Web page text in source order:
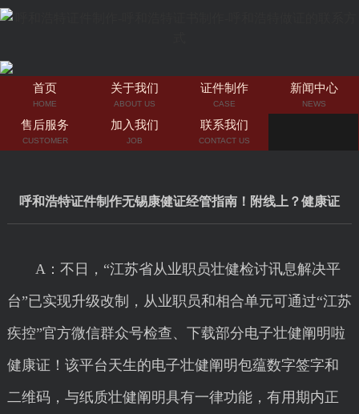
首页
HOME
关于我们
ABOUT US
证件制作
CASE
新闻中心
NEWS
售后服务
CUSTOMER
加入我们
JOB
联系我们
CONTACT US
呼和浩特证件制作无锡康健证经管指南！附线上？健康证
A：不日，“江苏省从业职员壮健检讨讯息解决平
台”已实现升级改制，从业职员和相合单元可通过“江苏
疾控”官方微信群众号检查、下载部分电子壮健阐明啦
健康证！该平台天生的电子壮健阐明包蕴数字签字和
二维码，与纸质壮健阐明具有一律功能，有用期内正